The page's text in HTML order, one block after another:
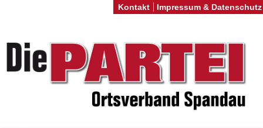
Kontakt Impressum & Datenschutz